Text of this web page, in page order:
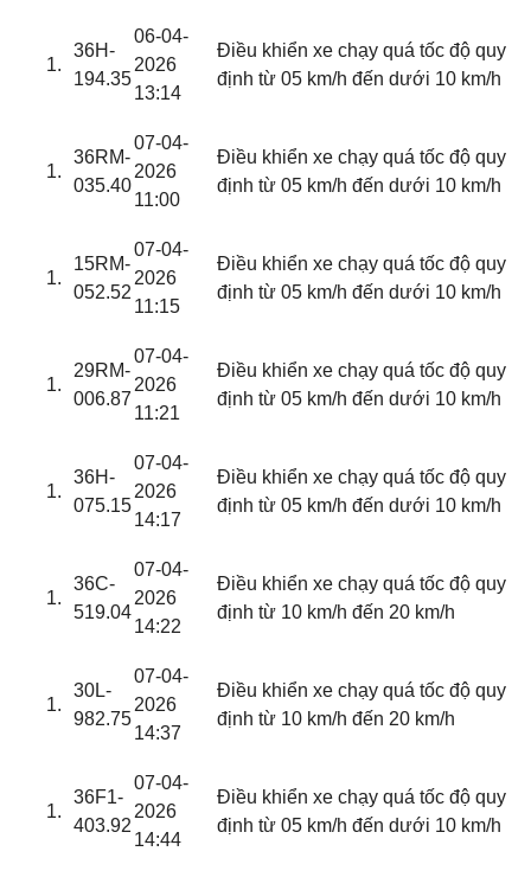
36H-
194.35
06-04-
2026
13:14
Điều khiển xe chạy quá tốc độ quy
định từ 05 km/h đến dưới 10 km/h
36RM-
035.40
07-04-
2026
11:00
Điều khiển xe chạy quá tốc độ quy
định từ 05 km/h đến dưới 10 km/h
15RM-
052.52
07-04-
2026
11:15
Điều khiển xe chạy quá tốc độ quy
định từ 05 km/h đến dưới 10 km/h
29RM-
006.87
07-04-
2026
11:21
Điều khiển xe chạy quá tốc độ quy
định từ 05 km/h đến dưới 10 km/h
36H-
075.15
07-04-
2026
14:17
Điều khiển xe chạy quá tốc độ quy
định từ 05 km/h đến dưới 10 km/h
36C-
519.04
07-04-
2026
14:22
Điều khiển xe chạy quá tốc độ quy
định từ 10 km/h đến 20 km/h
30L-
982.75
07-04-
2026
14:37
Điều khiển xe chạy quá tốc độ quy
định từ 10 km/h đến 20 km/h
36F1-
403.92
07-04-
2026
14:44
Điều khiển xe chạy quá tốc độ quy
định từ 05 km/h đến dưới 10 km/h